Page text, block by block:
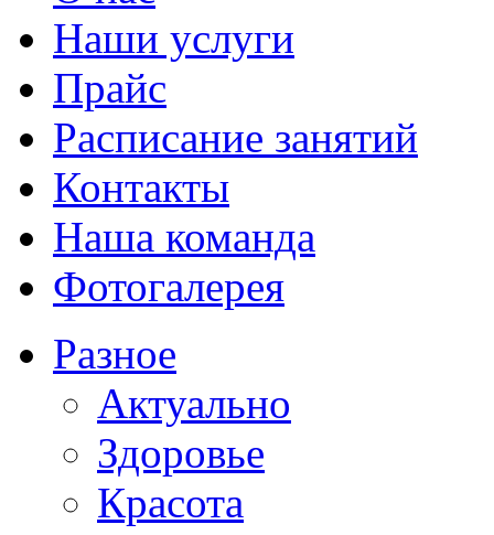
Наши услуги
Прайс
Расписание занятий
Контакты
Наша команда
Фотогалерея
Разное
Актуально
Здоровье
Красота